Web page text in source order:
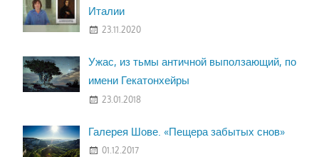
Италии
23.11.2020
Ужас, из тьмы античной выползающий, по
имени Гекатонхейры
23.01.2018
Галерея Шове. «Пещера забытых снов»
01.12.2017